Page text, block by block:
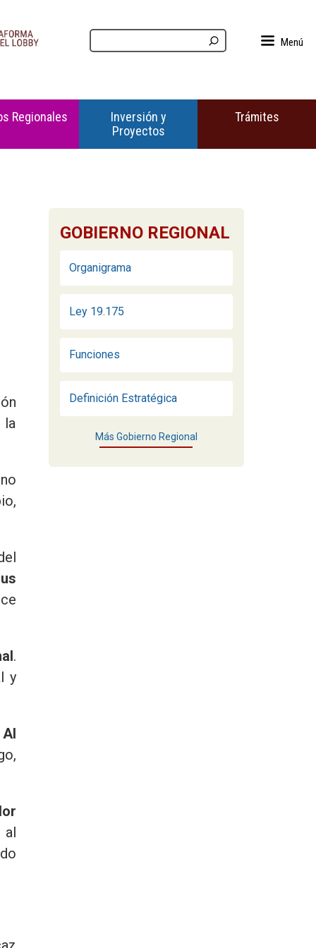
Menú
Regionales
Inversión y
Proyectos
Trámites
la
.
y
Al
al
GOBIERNO REGIONAL
Organigrama
Ley 19.175
Funciones
Definición Estratégica
Más Gobierno Regional